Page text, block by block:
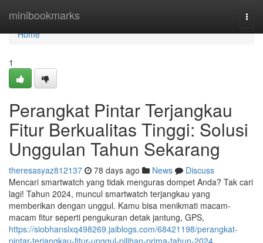
minibookmarks
Home
Home
1
Perangkat Pintar Terjangkau
Fitur Berkualitas Tinggi: Solusi
Unggulan Tahun Sekarang
theresasyaz812137 78 days ago News
Discuss
Mencari smartwatch yang tidak menguras dompet Anda? Tak cari
lagi! Tahun 2024, muncul smartwatch terjangkau yang
memberikan dengan unggul. Kamu bisa menikmati macam-
macam fitur seperti pengukuran detak jantung, GPS,
https://siobhanslxq498269.jaiblogs.com/68421198/perangkat-
pintar-terjangkau-fitur-unggul-pilihan-prima-tahun-2024